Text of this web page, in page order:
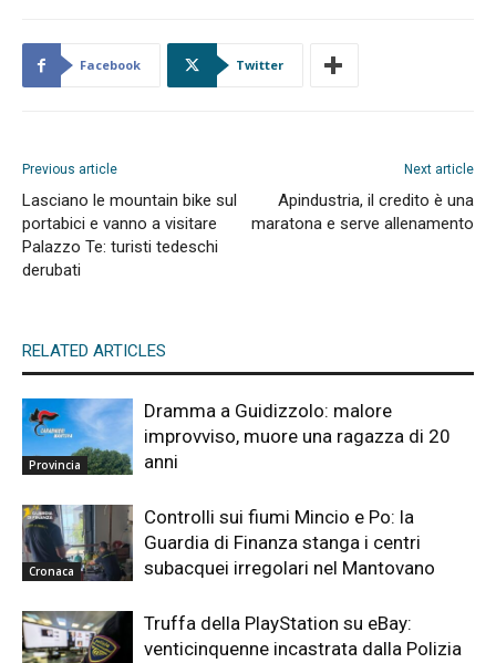
Facebook Twitter
Previous article
Lasciano le mountain bike sul
portabici e vanno a visitare
Palazzo Te: turisti tedeschi
derubati
Next article
Apindustria, il credito è una
maratona e serve allenamento
RELATED ARTICLES
Provincia
Dramma a Guidizzolo: malore
improvviso, muore una ragazza di 20
anni
Cronaca
Controlli sui fiumi Mincio e Po: la
Guardia di Finanza stanga i centri
subacquei irregolari nel Mantovano
Truffa della PlayStation su eBay:
venticinquenne incastrata dalla Polizia